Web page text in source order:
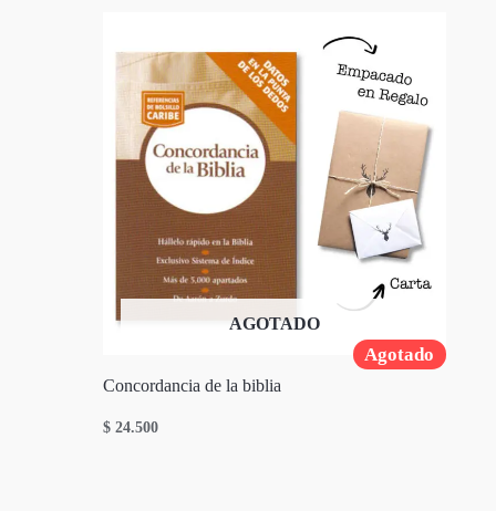
Agotado
AGOTADO
Concordancia de la biblia
$ 24.500